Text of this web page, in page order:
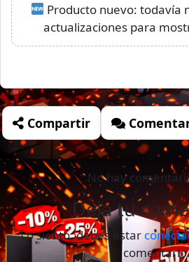
Producto nuevo: todavía
actualizaciones para
Compartir
No hay
Deja tu
Lo siento, debes estar